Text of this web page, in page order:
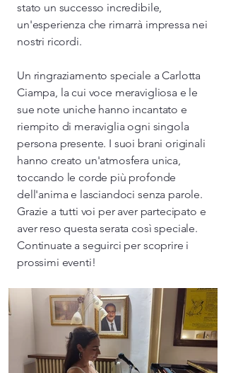
stato un successo incredibile,
un'esperienza che rimarrà impressa nei
nostri ricordi.
Un ringraziamento speciale a Carlotta
Ciampa, la cui voce meravigliosa e le
sue note uniche hanno incantato e
riempito di meraviglia ogni singola
persona presente. I suoi brani originali
hanno creato un'atmosfera unica,
toccando le corde più profonde
dell'anima e lasciandoci senza parole.
Grazie a tutti voi per aver partecipato e
aver reso questa serata così speciale.
Continuate a seguirci per scoprire i
prossimi eventi!